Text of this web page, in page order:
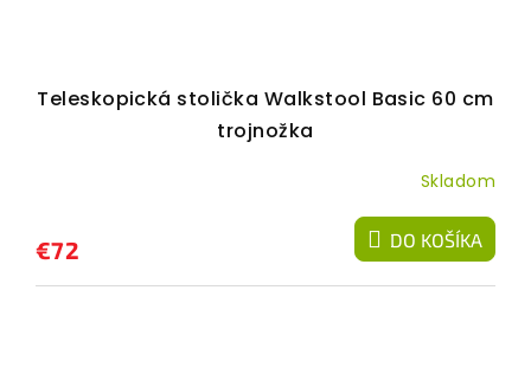
Teleskopická stolička Walkstool Basic 60 cm
trojnožka
Skladom
€72 DO KOŠÍKA